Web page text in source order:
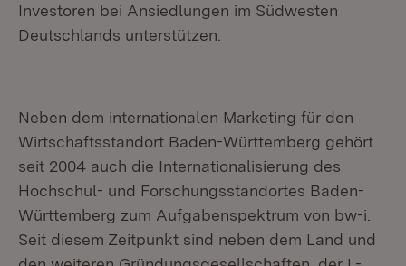
Investoren bei Ansiedlungen im Südwesten
Deutschlands unterstützen.
Neben dem internationalen Marketing für den
Wirtschaftsstandort Baden-Württemberg gehört
seit 2004 auch die Internationalisierung des
Hochschul- und Forschungsstandortes Baden-
Württemberg zum Aufgabenspektrum von bw-i.
Seit diesem Zeitpunkt sind neben dem Land und